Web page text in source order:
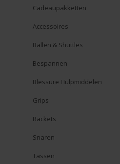
Cadeaupakketten
Accessoires
Ballen & Shuttles
Bespannen
Blessure Hulpmiddelen
Grips
Rackets
Snaren
Tassen